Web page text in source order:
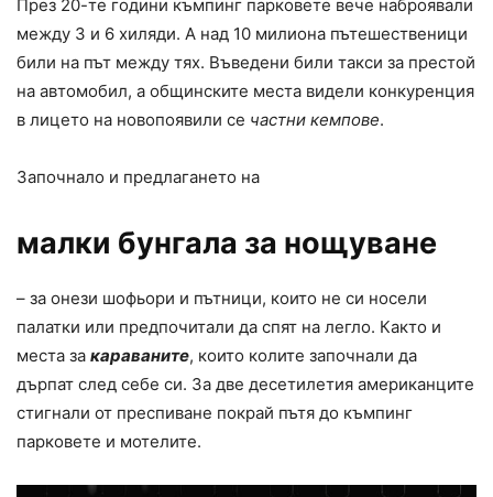
През 20-те години къмпинг парковете вече наброявали
между 3 и 6 хиляди. А над 10 милиона пътешественици
били на път между тях. Въведени били такси за престой
на автомобил, а общинските места видели конкуренция
в лицето на новопоявили се частни кемпове.
Започнало и предлагането на
малки бунгала за нощуване
– за онези шофьори и пътници, които не си носели
палатки или предпочитали да спят на легло. Както и
места за караваните, които колите започнали да
дърпат след себе си. За две десетилетия американците
стигнали от преспиване покрай пътя до къмпинг
парковете и мотелите.